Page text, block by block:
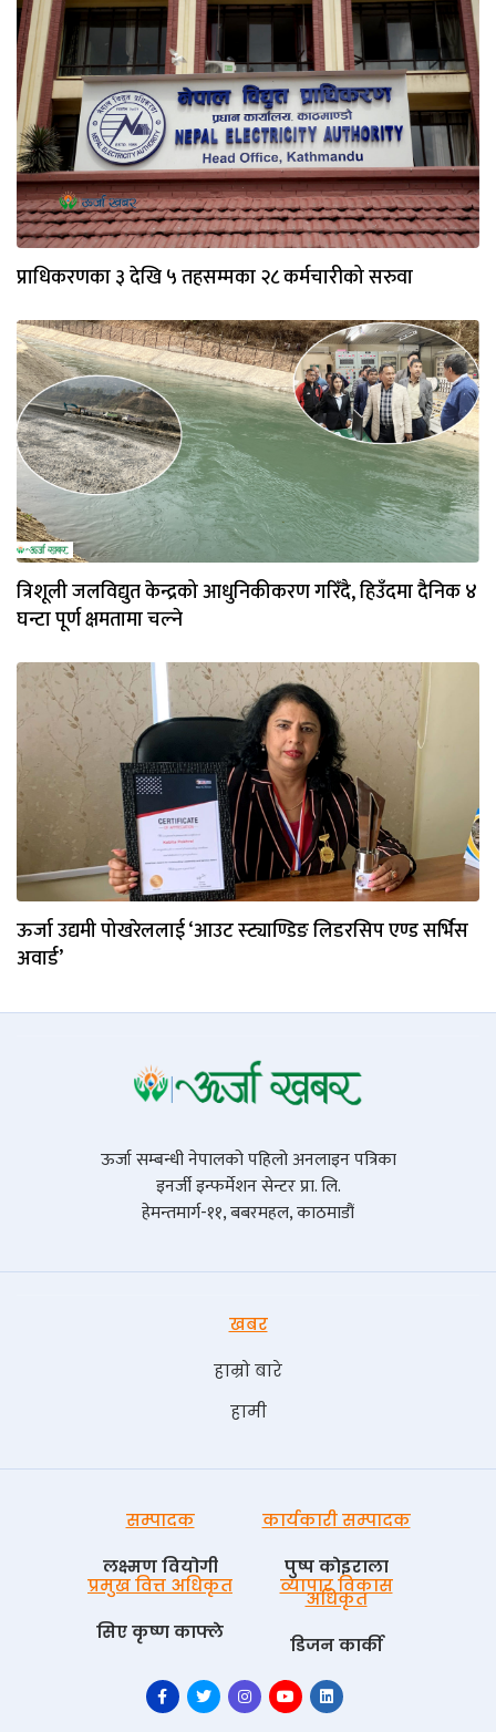
प्राधिकरणका ३ देखि ५ तहसम्मका २८ कर्मचारीको सरुवा
त्रिशूली जलविद्युत केन्द्रको आधुनिकीकरण गरिँदै, हिउँदमा दैनिक ४
घन्टा पूर्ण क्षमतामा चल्ने
ऊर्जा उद्यमी पोखरेललाई ‘आउट स्ट्याण्डिङ लिडरसिप एण्ड सर्भिस
अवार्ड’
ऊर्जा सम्बन्धी नेपालको पहिलो अनलाइन पत्रिका
इनर्जी इन्फर्मेशन सेन्टर प्रा. लि.
हेमन्तमार्ग-११, बबरमहल, काठमाडौं
खबर
हाम्रो बारे
हामी
सम्पादक
लक्ष्मण वियोगी
कार्यकारी सम्पादक
पुष्प काेइराला
प्रमुख वित्त अधिकृत
सिए कृष्ण काफ्ले
व्यापार विकास
अधिकृत
डिजन कार्की